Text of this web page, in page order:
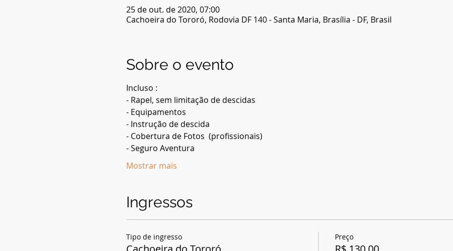
25 de out. de 2020, 07:00
Cachoeira do Tororó, Rodovia DF 140 - Santa Maria, Brasília - DF, Brasil
Sobre o evento
Incluso :
- Rapel, sem limitação de descidas
- Equipamentos
- Instrução de descida
- Cobertura de Fotos  (profissionais)
- Seguro Aventura
Mostrar mais
Ingressos
Tipo de ingresso Preço